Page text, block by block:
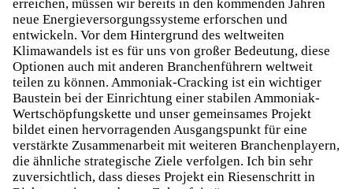
erreichen, müssen wir bereits in den kommenden Jahren
neue Energieversorgungssysteme erforschen und
entwickeln. Vor dem Hintergrund des weltweiten
Klimawandels ist es für uns von großer Bedeutung, diese
Optionen auch mit anderen Branchenführern weltweit
teilen zu können. Ammoniak-Cracking ist ein wichtiger
Baustein bei der Einrichtung einer stabilen Ammoniak-
Wertschöpfungskette und unser gemeinsames Projekt
bildet einen hervorragenden Ausgangspunkt für eine
verstärkte Zusammenarbeit mit weiteren Branchenplayern,
die ähnliche strategische Ziele verfolgen. Ich bin sehr
zuversichtlich, dass dieses Projekt ein Riesenschritt in